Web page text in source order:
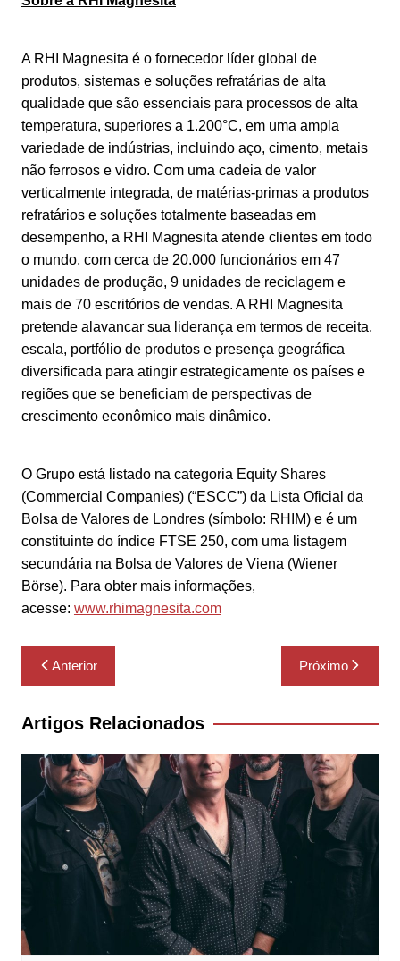
A RHI Magnesita é o fornecedor líder global de
produtos, sistemas e soluções refratárias de alta
qualidade que são essenciais para processos de alta
temperatura, superiores a 1.200°C, em uma ampla
variedade de indústrias, incluindo aço, cimento, metais
não ferrosos e vidro. Com uma cadeia de valor
verticalmente integrada, de matérias-primas a produtos
refratários e soluções totalmente baseadas em
desempenho, a RHI Magnesita atende clientes em todo
o mundo, com cerca de 20.000 funcionários em 47
unidades de produção, 9 unidades de reciclagem e
mais de 70 escritórios de vendas. A RHI Magnesita
pretende alavancar sua liderança em termos de receita,
escala, portfólio de produtos e presença geográfica
diversificada para atingir estrategicamente os países e
regiões que se beneficiam de perspectivas de
crescimento econômico mais dinâmico.
O Grupo está listado na categoria Equity Shares
(Commercial Companies) (“ESCC”) da Lista Oficial da
Bolsa de Valores de Londres (símbolo: RHIM) e é um
constituinte do índice FTSE 250, com uma listagem
secundária na Bolsa de Valores de Viena (Wiener
Börse). Para obter mais informações,
acesse: www.rhimagnesita.com
Navegação
de
Post
Anterior Próximo
Artigos Relacionados